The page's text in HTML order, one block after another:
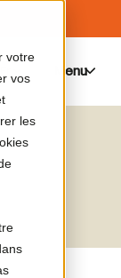
votre
vos
les
Menu